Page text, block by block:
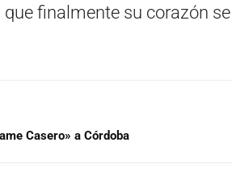
finalmente su corazón se
Casero» a Córdoba